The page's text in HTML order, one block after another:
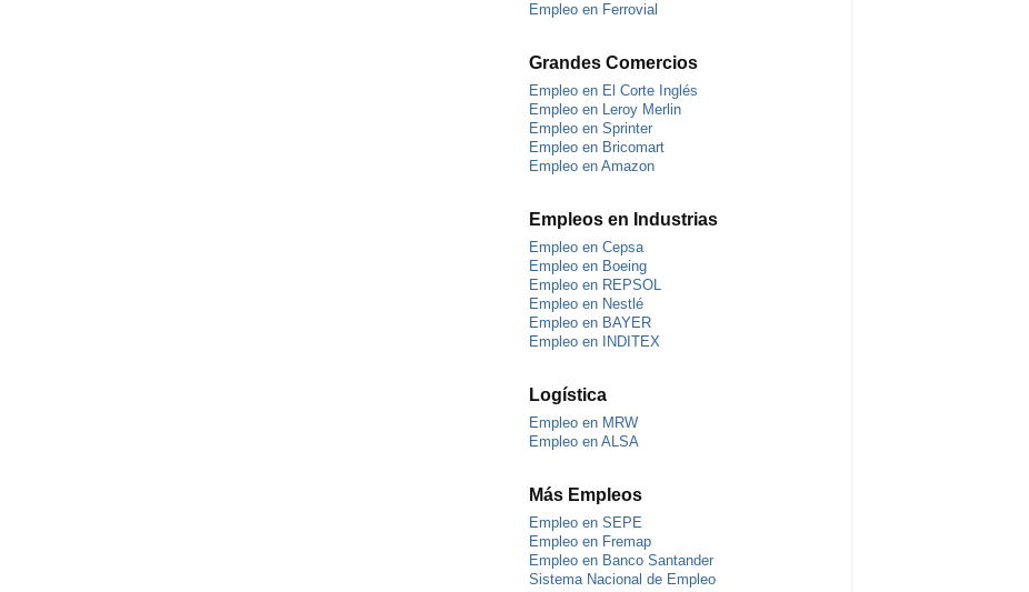
Empleo en Ferrovial
Grandes Comercios
Empleo en El Corte Inglés
Empleo en Leroy Merlin
Empleo en Sprinter
Empleo en Bricomart
Empleo en Amazon
Empleos en Industrias
Empleo en Cepsa
Empleo en Boeing
Empleo en REPSOL
Empleo en Nestlé
Empleo en BAYER
Empleo en INDITEX
Logística
Empleo en MRW
Empleo en ALSA
Más Empleos
Empleo en SEPE
Empleo en Fremap
Empleo en Banco Santander
Sistema Nacional de Empleo